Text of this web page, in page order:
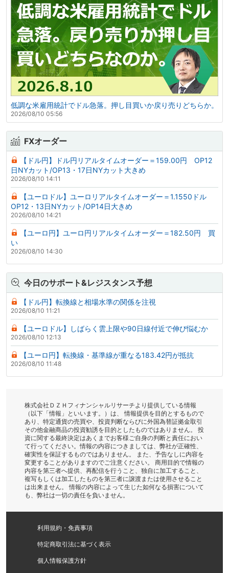
低調な米雇用統計でドル急落。押し目買いか戻り売りどちらか。
2026/08/10 05:56
FXオーダー
【ドル円】ドル円リアルタイムオーダー＝159.00円 OP12
日NYカット/OP13・17日NYカット大きめ
2026/08/10 14:11
【ユーロドル】ユーロリアルタイムオーダー＝1.1550ドル
OP12・13日NYカット/OP14日大きめ
2026/08/10 14:21
【ユーロ円】ユーロ円リアルタイムオーダー＝182.50円 買
い
2026/08/10 14:30
今日のサポート&レジスタンス予想
【ドル円】転換線と相場水準の関係を注視
2026/08/10 11:21
【ユーロドル】しばらく雲上限や90日線付近で伸び悩むか
2026/08/10 12:13
【ユーロ円】転換線・基準線が重なる183.42円が抵抗
2026/08/10 11:48
株式会社ＤＺＨフィナンシャルリサーチより提供している情報
（以下「情報」といいます。）は、 情報提供を目的とするもので
あり、特定通貨の売買や、投資判断ならびに外国為替証拠金取引
その他金融商品の投資勧誘を目的としたものではありません。 投
資に関する最終決定はあくまでお客様ご自身の判断と責任におい
て行ってください。情報の内容につきましては、弊社が正確性、
確実性を保証するものではありません。 また、予告なしに内容を
変更することがありますのでご注意ください。 商用目的で情報の
内容を第三者へ提供、再配信を行うこと、独自に加工すること、
複写もしくは加工したものを第三者に譲渡または使用させること
は出来ません。 情報の内容によって生じた如何なる損害について
も、弊社は一切の責任を負いません。
利用規約・免責事項
特定商取引法に基づく表示
個人情報保護方針